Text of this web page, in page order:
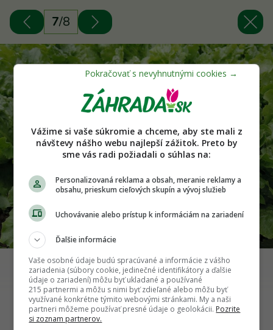
7/8
Šalát BATAVUS, foto: SEMO
Späť na článok
Celoročný a univerzálny hlávkový šalát
Vážime si vaše súkromie a chceme, aby ste mali z
návštevy nášho webu najlepší zážitok. Preto by
sme vás radi požiadali o súhlas na:
Personalizovaná reklama a obsah, meranie reklamy a
obsahu, prieskum cieľových skupín a vývoj služieb
Uchovávanie alebo prístup k informáciám na zariadení
Ďalšie informácie
Vaše osobné údaje budú spracúvané a informácie z vášho
zariadenia (súbory cookie, jedinečné identifikátory a ďalšie
údaje o zariadení) môžu byť ukladané a používané
215 partnermi a môžu s nimi byť zdieľané alebo môžu byť
využívané konkrétne týmito webovými stránkami. My a naši
partneri môžeme používať presné údaje o geolokácii. Pozrite
si zoznam partnerov.